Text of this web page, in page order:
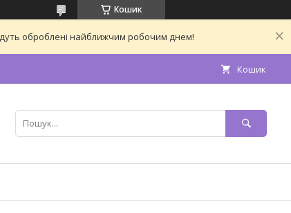
Кошик
оброблені найближчим робочим днем!
Кошик